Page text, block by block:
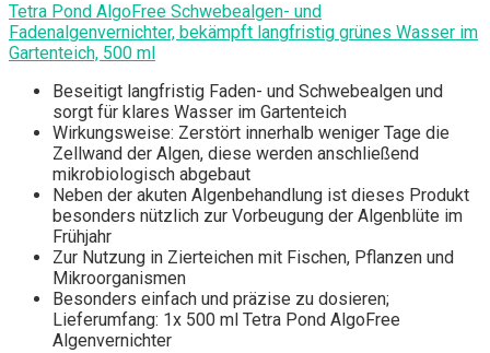
Tetra Pond AlgoFree Schwebealgen- und
Fadenalgenvernichter, bekämpft langfristig grünes Wasser im
Gartenteich, 500 ml
Beseitigt langfristig Faden- und Schwebealgen und
sorgt für klares Wasser im Gartenteich
Wirkungsweise: Zerstört innerhalb weniger Tage die
Zellwand der Algen, diese werden anschließend
mikrobiologisch abgebaut
Neben der akuten Algenbehandlung ist dieses Produkt
besonders nützlich zur Vorbeugung der Algenblüte im
Frühjahr
Zur Nutzung in Zierteichen mit Fischen, Pflanzen und
Mikroorganismen
Besonders einfach und präzise zu dosieren;
Lieferumfang: 1x 500 ml Tetra Pond AlgoFree
Algenvernichter